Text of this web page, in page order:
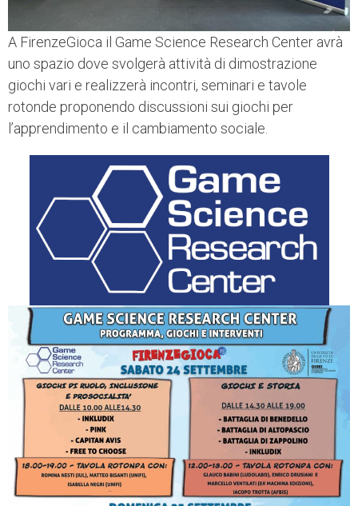
A FirenzeGioca il Game Science Research Center avrà
uno spazio dove svolgerà attività di dimostrazione
giochi vari e realizzerà incontri, seminari e tavole
rotonde proponendo discussioni sui giochi per
l’apprendimento e il cambiamento sociale.